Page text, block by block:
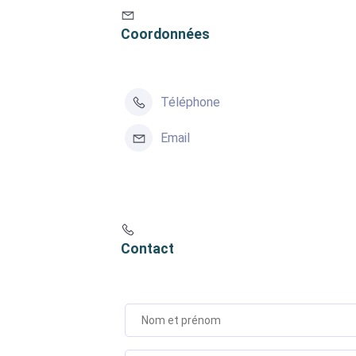
Coordonnées
Téléphone
Email
Contact